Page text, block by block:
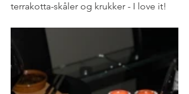
terrakotta-skåler og krukker - I love it!